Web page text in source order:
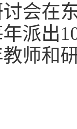
会在
派出
师和